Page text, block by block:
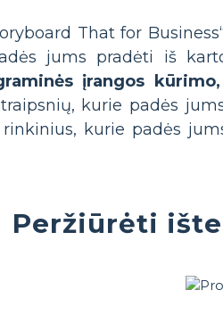
That for
jums pradėti iš
įrangos
kurie padės
kurie padės
Peržiūrėti